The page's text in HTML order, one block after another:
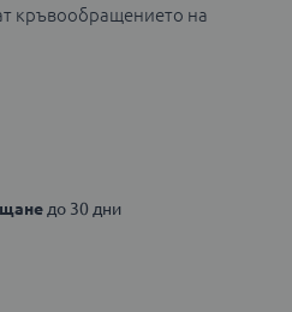
кръвообращението на
до 30 дни